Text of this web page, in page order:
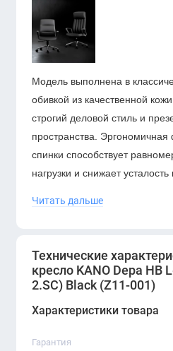
Модель выполнена в
обивкой из качественной
строгий деловой стиль и
пространства.
спинки способствует
нагрузки и снижает
Кресло оснащено механизмом
надёжные ролики
мобильность и длительный
HB Leatherидеально
переговорных комнат и
Читать дальше
Технические
кресло KANO Depa HB
2.SC) Black (Z11-001)
Характеристики товара
Гарантия